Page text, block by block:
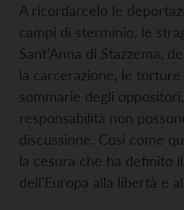
A ricordarcelo le
campi di sterminio, le
Sant’Anna di Stazzema,
la carcerazione, le
sommarie degli
responsabilità non
discussione. Così come
la cesura che ha definito
dell’Europa alla libertà e